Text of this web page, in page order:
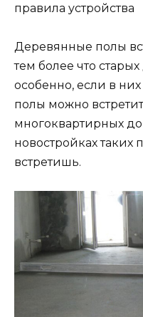
правила устройства
Деревянные полы
тем более что
особенно, если в
полы можно
многоквартирных
новостройках таких
встретишь.